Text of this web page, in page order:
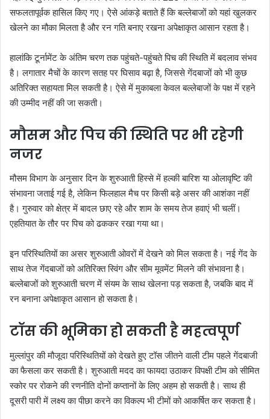
सफलतापूर्वक हासिल किए गए। ऐसे आंकड़े बताते हैं कि बल्लेबाजों को यहां खुलकर
खेलने का मौका मिलता है और रन गति बनाए रखना अपेक्षाकृत आसान रहता है।
हालांकि टूर्नामेंट के अंतिम चरण तक पहुंचते-पहुंचते पिच की स्थिति में बदलाव संभव
है। लगातार मैचों के कारण सतह पर घिसाव बढ़ा है, जिससे गेंदबाजों को भी कुछ
अतिरिक्त सहायता मिल सकती है। ऐसे में मुकाबला केवल बल्लेबाजों के पक्ष में रहने
की उम्मीद नहीं की जा सकती।
मौसम और पिच की स्थिति पर भी रहेगी
नजर
मौसम विभाग के अनुसार दिन के शुरुआती हिस्से में हल्की बारिश या ओलावृष्टि की
संभावना जताई गई है, लेकिन फिलहाल मैच पर किसी बड़े असर की आशंका नहीं
है। गुरुवार को क्षेत्र में बादल छाए रहे और शाम के समय तेज हवाएं भी चलीं।
एहतियात के तौर पर पिच को ढककर रखा गया था।
इन परिस्थितियों का असर शुरुआती ओवरों में देखने को मिल सकता है। नई गेंद के
साथ तेज गेंदबाजों को अतिरिक्त स्विंग और सीम मूवमेंट मिलने की संभावना है।
बल्लेबाजों को शुरुआती चरण में संयम के साथ खेलना पड़ सकता है, जबकि बाद में
रन बनाना अपेक्षाकृत आसान हो सकता है।
टॉस की भूमिका हो सकती है महत्वपूर्ण
मुल्लांपुर की मौजूदा परिस्थितियों को देखते हुए टॉस जीतने वाली टीम पहले गेंदबाजी
का फैसला कर सकती है। शुरुआती मदद का फायदा उठाकर विपक्षी टीम को सीमित
स्कोर पर रोकने की रणनीति दोनों कप्तानों के लिए अहम हो सकती है। साथ ही
दूसरी पारी में लक्ष्य का पीछा करने का विकल्प भी टीमों को आकर्षित कर सकता है।